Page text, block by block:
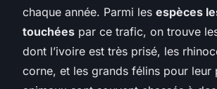
chaque année. Parmi les espèces
touchées par ce trafic, on trouve
dont l’ivoire est très prisé, les
corne, et les grands félins pour leur